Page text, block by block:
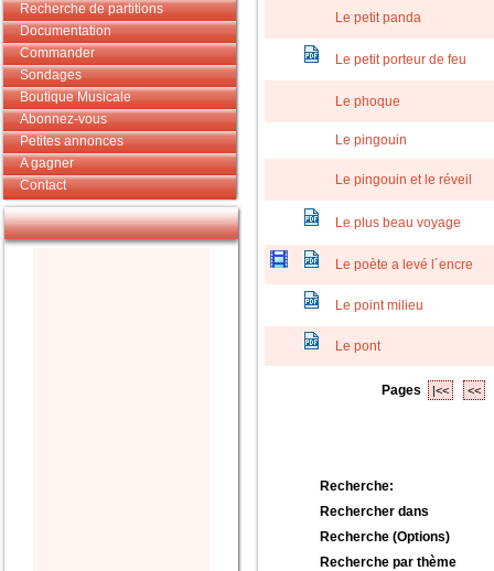
Recherche de partitions
Documentation
Commander
Sondages
Boutique Musicale
Abonnez-vous
Petites annonces
A gagner
Contact
Le petit panda
Le petit porteur de feu
Le phoque
Le pingouin
Le pingouin et le réveil
Le plus beau voyage
Le poète a levé l´encre
Le point milieu
Le pont
Pages |<< <<
Recherche:
Rechercher dans
Recherche (Options)
Recherche par thème